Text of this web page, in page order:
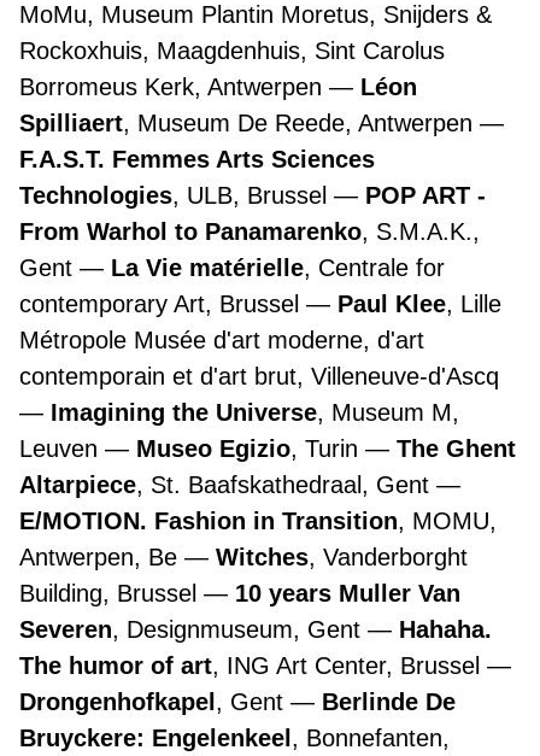
MoMu, Museum Plantin Moretus, Snijders &
Rockoxhuis, Maagdenhuis, Sint Carolus
Borromeus Kerk, Antwerpen
Léon
Spilliaert, Museum De Reede, Antwerpen
F.A.S.T. Femmes Arts Sciences
Technologies, ULB, Brussel
POP ART -
From Warhol to Panamarenko, S.M.A.K.,
Gent
La Vie matérielle, Centrale for
contemporary Art, Brussel
Paul Klee, Lille
Métropole Musée d'art moderne, d'art
contemporain et d'art brut, Villeneuve-d'Ascq
Imagining the Universe, Museum M,
Leuven
Museo Egizio, Turin
The Ghent
Altarpiece, St. Baafskathedraal, Gent
E/MOTION. Fashion in Transition, MOMU,
Antwerpen, Be
Witches, Vanderborght
Building, Brussel
10 years Muller Van
Severen, Designmuseum, Gent
Hahaha.
The humor of art, ING Art Center, Brussel
Drongenhofkapel , Gent
Berlinde De
Bruyckere: Engelenkeel , Bonnefanten,